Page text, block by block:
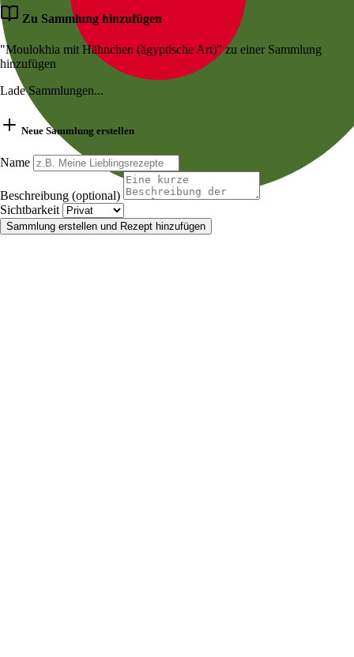
Zu Sammlung hinzufügen
"Moulokhia mit Hähnchen (ägyptische Art)" zu einer Sammlung
hinzufügen
Lade Sammlungen...
Neue Sammlung erstellen
Name
Beschreibung (optional)
Sichtbarkeit
Sammlung erstellen und Rezept hinzufügen